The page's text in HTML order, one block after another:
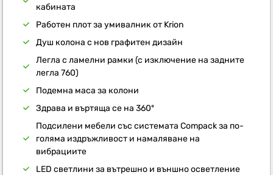
кабината
Работен плот за умивалник от Krion
Душ колона с нов графитен дизайн
Легла с ламелни рамки (с изключение на задните
легла 760)
Подемна маса за колони
Здрава и въртяща се на 360º
Подсилени мебели със системата Compack за по-
голяма издръжливост и намаляване на
вибрациите
LED светлини за вътрешно и външно осветление